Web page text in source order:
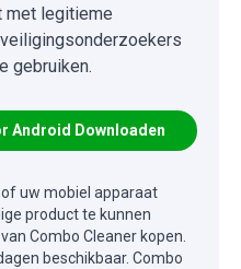
met legitieme
gebruiken.
Android Downloaden
uw mobiel apparaat
product te kunnen
Combo Cleaner kopen.
beschikbaar. Combo